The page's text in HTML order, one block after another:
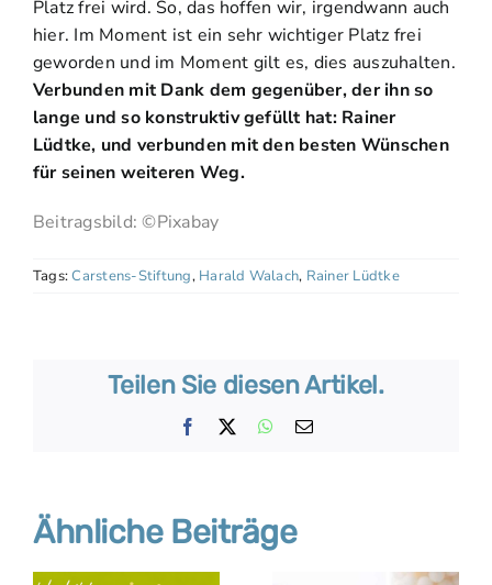
Platz frei wird. So, das hoffen wir, irgendwann auch
hier. Im Moment ist ein sehr wichtiger Platz frei
geworden und im Moment gilt es, dies auszuhalten.
Verbunden mit Dank dem gegenüber, der ihn so
lange und so konstruktiv gefüllt hat: Rainer
Lüdtke, und verbunden mit den besten Wünschen
für seinen weiteren Weg.
Beitragsbild: ©Pixabay
Tags:Carstens-Stiftung, Harald Walach, Rainer Lüdtke
Teilen Sie diesen Artikel.
Facebook WhatsApp
E-
Ähnliche Beiträge